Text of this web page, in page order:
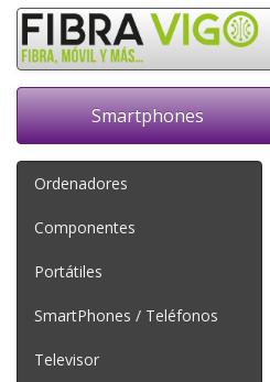
Smartphones
Ordenadores
Componentes
Portátiles
SmartPhones / Teléfonos
Televisor